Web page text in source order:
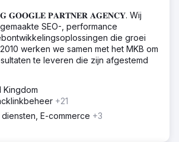
2.) De website geoptimaliseerd met
goede sitestructuur gemaakt. 4.)
gepland voor alle locaties waar
doen. 5.) Google Mijn Bedrijf
voor de beste resultaten.
momenteel meer dan 200
Maps. 2.) De klant ontvangt
8 tot 10 contactformulieren voor het
voor Brisbane en de nabijgelegen
𝐆𝐎𝐎𝐆𝐋𝐄 𝐏𝐀𝐑𝐓𝐍𝐄𝐑 𝐀𝐆𝐄𝐍𝐂𝐘. Wij
SEO-, performance
die groei
werken we samen met het MKB om
te leveren die zijn afgestemd
Kingdom
+21
E-commerce +3